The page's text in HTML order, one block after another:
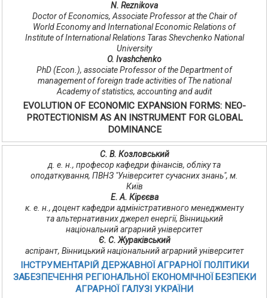
N. Reznikova
Doctor of Economics, Associate Professor at the Chair of
World Economy and International Economic Relations of
Institute of International Relations Taras Shevchenko National
University
O. Ivashchenko
PhD (Econ.), associate Professor of the Department of
management of foreign trade activities of The national
Academy of statistics, accounting and audit
EVOLUTION OF ECONOMIC EXPANSION FORMS: NEO-
PROTECTIONISM AS AN INSTRUMENT FOR GLOBAL
DOMINANCE
С. В. Козловський
д. е. н., професор кафедри фінансів, обліку та
оподаткування, ПВНЗ "Університет сучасних знань", м.
Київ
Е. А. Кірєєва
к. е. н., доцент кафедри адміністративного менеджменту
та альтернативних джерел енергії, Вінницький
національний аграрний університет
Є. С. Жураківський
аспірант, Вінницький національний аграрний університет
ІНСТРУМЕНТАРІЙ ДЕРЖАВНОЇ АГРАРНОЇ ПОЛІТИКИ
ЗАБЕЗПЕЧЕННЯ РЕГІОНАЛЬНОЇ ЕКОНОМІЧНОЇ БЕЗПЕКИ
АГРАРНОЇ ГАЛУЗІ УКРАЇНИ